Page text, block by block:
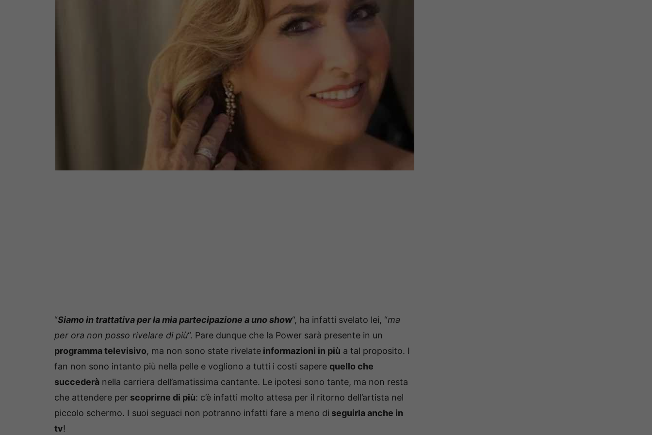
“Siamo in trattativa per la mia partecipazione a uno show“, ha infatti svelato lei, “ma
per ora non posso rivelare di più“. Pare dunque che la Power sarà presente in un
programma televisivo, ma non sono state rivelate informazioni in più a tal proposito. I
fan non sono intanto più nella pelle e vogliono a tutti i costi sapere quello che
succederà nella carriera dell’amatissima cantante. Le ipotesi sono tante, ma non resta
che attendere per scoprirne di più: c’è infatti molto attesa per il ritorno dell’artista nel
piccolo schermo. I suoi seguaci non potranno infatti fare a meno di seguirla anche in
tv!